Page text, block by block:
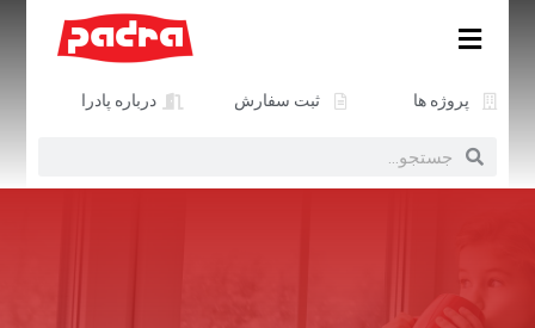
پروژه ها ثبت سفارش درباره پادرا